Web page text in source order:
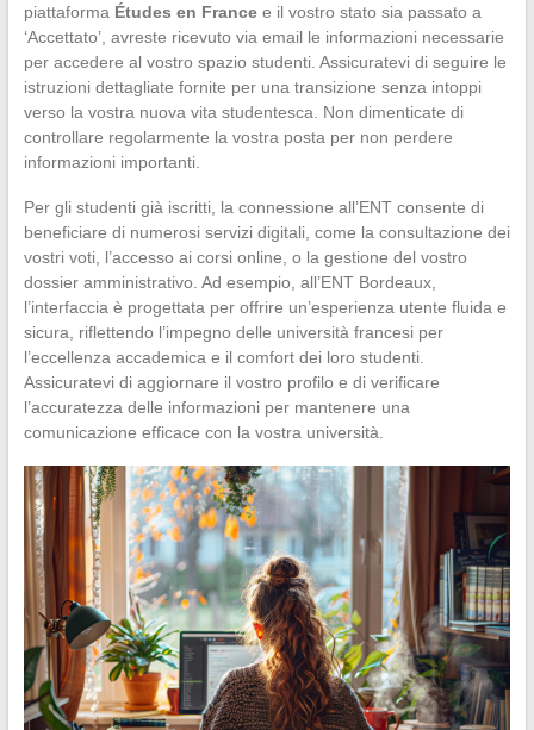
piattaforma Études en Francee il vostro stato sia passato a
‘Accettato’, avreste ricevuto via email le informazioni necessarie
per accedere al vostro spazio studenti. Assicuratevi di seguire le
istruzioni dettagliate fornite per una transizione senza intoppi
verso la vostra nuova vita studentesca. Non dimenticate di
controllare regolarmente la vostra posta per non perdere
informazioni importanti.
Per gli studenti già iscritti, la connessione all’ENT consente di
beneficiare di numerosi servizi digitali, come la consultazione dei
vostri voti, l’accesso ai corsi online, o la gestione del vostro
dossier amministrativo. Ad esempio, all’ENT Bordeaux,
l’interfaccia è progettata per offrire un’esperienza utente fluida e
sicura, riflettendo l’impegno delle università francesi per
l’eccellenza accademica e il comfort dei loro studenti.
Assicuratevi di aggiornare il vostro profilo e di verificare
l’accuratezza delle informazioni per mantenere una
comunicazione efficace con la vostra università.